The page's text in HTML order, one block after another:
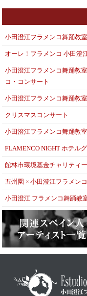
Post
小田澄江フラメンコ舞踊教
オーレ！フラメンコ 小田澄
小田澄江フラメンコ舞踊教
コ・コンサート
小田澄江フラメンコ舞踊教
クリスマスコンサート
小田澄江フラメンコ舞踊教
FLAMENCO NIGHT ホテル
館林市環境基金チャリティ
五州園 × 小田澄江フラメン
小田澄江 フラメンコ舞踊教